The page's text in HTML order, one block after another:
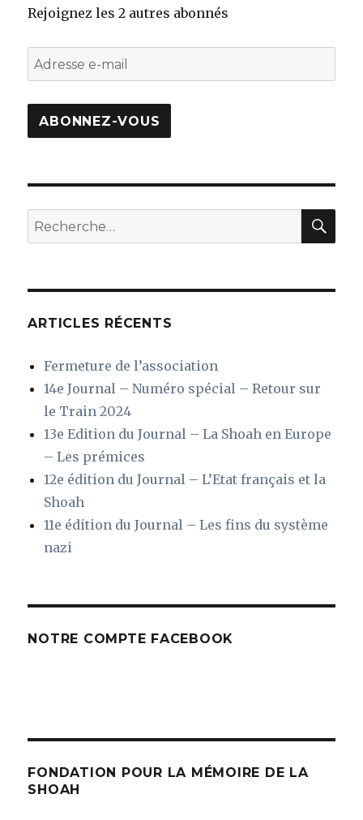
Rejoignez les 2 autres abonnés
Adresse
e-
mail
ABONNEZ-VOUS
Recherche
pour
ARTICLES RÉCENTS
Fermeture de l’association
14e Journal – Numéro spécial – Retour sur
le Train 2024
13e Edition du Journal – La Shoah en Europe
– Les prémices
12e édition du Journal – L’Etat français et la
Shoah
11e édition du Journal – Les fins du système
nazi
NOTRE COMPTE FACEBOOK
FONDATION POUR LA MÉMOIRE DE LA
SHOAH